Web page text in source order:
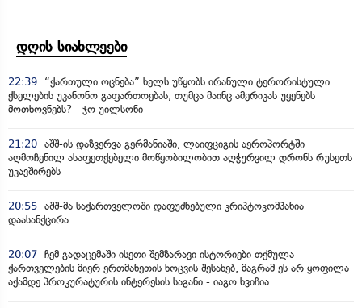
დღის სიახლეები
22:39
“ქართული ოცნება” ხელს უწყობს ირანული ტერორისტული
ქსელების უკანონო გაფართოებას, თუმცა მაინც ამერიკას უყენებს
მოთხოვნებს? - ჯო უილსონი
21:20 აშშ-ის დაზვერვა გერმანიაში, ლაიფციგის აეროპორტში
აღმოჩენილ ასაფეთქებელი მოწყობილობით აღჭურვილ დრონს რუსეთს
უკავშირებს
20:55 აშშ-მა საქართველოში დაფუძნებული კრიპტოკომპანია
დაასანქცირა
20:07 ჩემ გადაცემაში ისეთი შემზარავი ისტორიები თქმულა
ქართველების მიერ ერთმანეთის ხოცვის შესახებ, მაგრამ ეს არ ყოფილა
აქამდე პროკურატურის ინტერესის საგანი - იაგო ხვიჩია